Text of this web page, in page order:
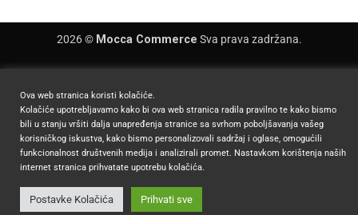
2026 © Mocca Commerce Sva prava zadržana.
Ova web stranica koristi kolačiće.
Kolačiće upotrebljavamo kako bi ova web stranica radila pravilno te kako bismo
bili u stanju vršiti dalja unapređenja stranice sa svrhom poboljšavanja vašeg
korisničkog iskustva, kako bismo personalizovali sadržaj i oglase, omogućili
funkcionalnost društvenih medija i analizirali promet. Nastavkom korištenja naših
internet stranica prihvatate upotrebu kolačića.
Postavke Kolačića Prihvati sve